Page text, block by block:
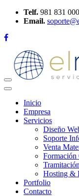
Telf. 981 831 000
Email.
Desplegar
Navegación
Inicio
Empresa
Servicios
Diseño
Soporte
Venta
Formación
Hosting &
Portfolio
Contacto